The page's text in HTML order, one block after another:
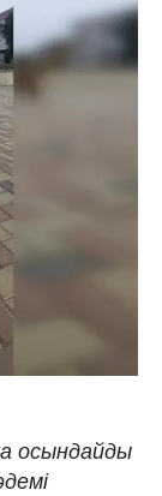
осындайды